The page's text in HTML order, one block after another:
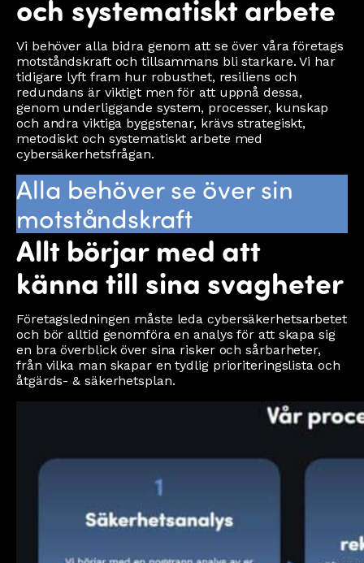
och systematiskt arbete
Vi behöver alla bidra genom att se över våra företags
motståndskraft och tillsammans bli starkare. Vi har
tidigare lyft fram hur robusthet, resiliens och
redundans är viktigt men för att uppnå dessa,
genom underliggande system, processer, kunskap
och andra viktiga byggstenar, krävs strategiskt,
metodiskt och systematiskt arbete med
cybersäkerhetsfrågan.
Alla behöver se över sin
motståndskraft
Allt börjar med att
känna till sina svagheter
Företagsledningen måste leda cybersäkerhetsarbetet
och bör alltid genomföra en analys för att skapa sig
en bra överblick över sina risker och sårbarheter,
från vilka man skapar en tydlig prioriteringslista och
åtgärds- & säkerhetsplan.